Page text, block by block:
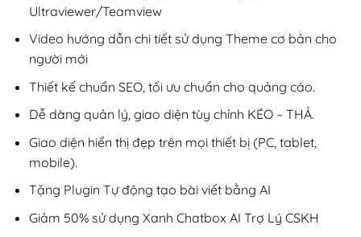
Ultraviewer/Teamview
Video hướng dẫn chi tiết sử dụng Theme cơ bản cho
người mới
Thiết kế chuẩn SEO, tối ưu chuẩn cho quảng cáo.
Dễ dàng quản lý, giao diện tùy chỉnh KÉO – THẢ.
Giao diện hiển thị đẹp trên mọi thiết bị (PC, tablet,
mobile).
Tặng Plugin Tự động tạo bài viết bằng AI
Giảm 50% sử dụng Xanh Chatbox AI Trợ Lý CSKH